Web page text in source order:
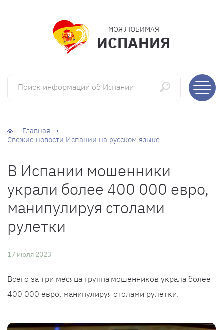
МОЯ ЛЮБИМАЯ
ИСПАНИЯ
Поиск информации об Испании
Главная
Свежие новости Испании на русском языке
В Испании мошенники
украли более 400 000 евро,
манипулируя столами
рулетки
17 июля 2023
Всего за три месяца группа мошенников украла более
400 000 евро, манипулируя столами рулетки.